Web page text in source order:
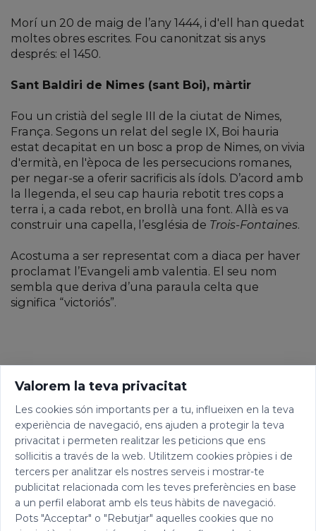
Morí un 20 de maig de l’any 1444, i d'ell han quedat
moltes obres escrites. Fou canonitzat sis anys
després: el 1450.
Sant Baldiri de Nimes (sant Boi), màrtir
Fou un cristià del segle III de la ciutat de Nimes,
França. Segons un relat del segle IX, Boi hauria
estat decapitat en un bosc a prop de Nimes, on vivia
d'ermità, en l'època de les persecucions romanes,
per negar-se a oferir sacrificis als ídols. D’acord amb
la llegenda, el seu cap hauria rebotit tres cops a
terra i, a cada rebot, en brollà una font. Allà es va
construir una capella, l’església de Trois-Fontaines.
Acostuma a ser representat com a diaca per haver
proclamat l’Evangeli amb valentia. El seu nom
sembla que deriva d’una paraula celta que
significa “victoriós”.
Valorem la teva privacitat
Les cookies són importants per a tu, influeixen en la teva
experiència de navegació, ens ajuden a protegir la teva
privacitat i permeten realitzar les peticions que ens
sol·licitis a través de la web. Utilitzem cookies pròpies i de
tercers per analitzar els nostres serveis i mostrar-te
publicitat relacionada com les teves preferències en base
a un perfil elaborat amb els teus hàbits de navegació.
Pots "Acceptar" o "Rebutjar" aquelles cookies que no